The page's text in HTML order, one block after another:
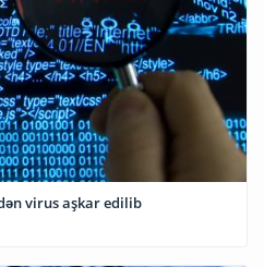
virus aşkar edilib